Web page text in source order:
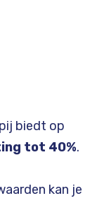
biedt op
tot 40%.
kan je